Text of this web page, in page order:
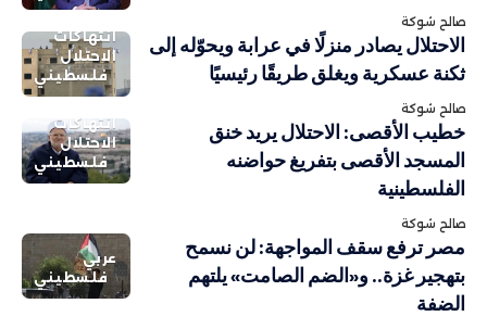
صالح شوكة
انتهاكات
الاحتلال
فلسطيني
الاحتلال يصادر منزلًا في عرابة ويحوّله إلى
ثكنة عسكرية ويغلق طريقًا رئيسيًا
صالح شوكة
انتهاكات
الاحتلال
فلسطيني
خطيب الأقصى: الاحتلال يريد خنق
المسجد الأقصى بتفريغ حواضنه
الفلسطينية
صالح شوكة
عربي
فلسطيني
مصر ترفع سقف المواجهة: لن نسمح
بتهجير غزة.. و«الضم الصامت» يلتهم
الضفة